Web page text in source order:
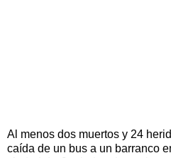
Al menos dos muertos y 24
caída de un bus a un barranco